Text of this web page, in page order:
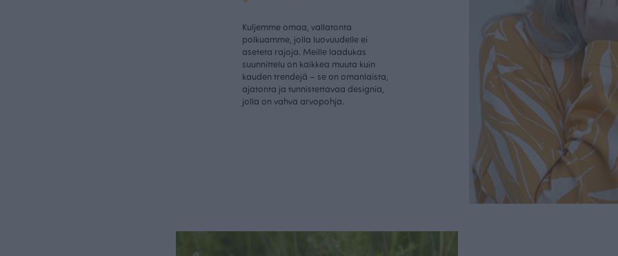
Kuljemme omaa, vallatonta
polkuamme, jolla luovuudelle ei
aseteta rajoja. Meille laadukas
suunnittelu on kaikkea muuta kuin
kauden trendejä – se on omanlaista,
ajatonta ja tunnistettavaa designia,
jolla on vahva arvopohja.